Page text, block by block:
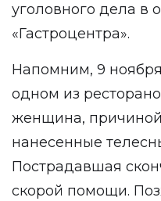
уголовного дела в
«Гастроцентра».
Напомним, 9 ноября
одном из
женщина,
нанесенные
Пострадавшая
скорой помощи.